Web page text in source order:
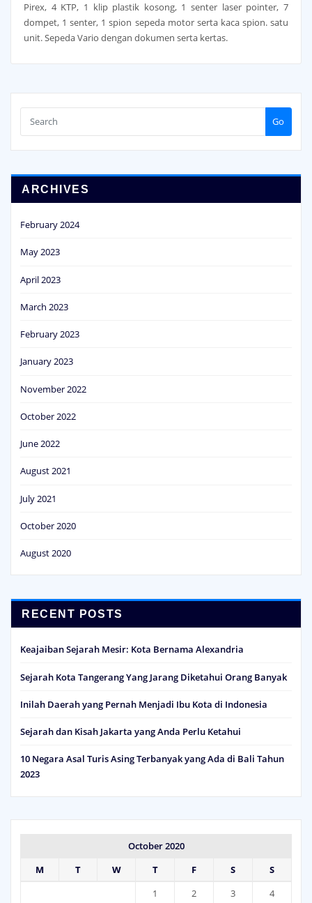
Pirex, 4 KTP, 1 klip plastik kosong, 1 senter laser pointer, 7
dompet, 1 senter, 1 spion sepeda motor serta kaca spion. satu
unit. Sepeda Vario dengan dokumen serta kertas.
Go
ARCHIVES
February 2024
May 2023
April 2023
March 2023
February 2023
January 2023
November 2022
October 2022
June 2022
August 2021
July 2021
October 2020
August 2020
RECENT POSTS
Keajaiban Sejarah Mesir: Kota Bernama Alexandria
Sejarah Kota Tangerang Yang Jarang Diketahui Orang Banyak
Inilah Daerah yang Pernah Menjadi Ibu Kota di Indonesia
Sejarah dan Kisah Jakarta yang Anda Perlu Ketahui
10 Negara Asal Turis Asing Terbanyak yang Ada di Bali Tahun
2023
October 2020
M
T W T F S
S
1
2 3 4